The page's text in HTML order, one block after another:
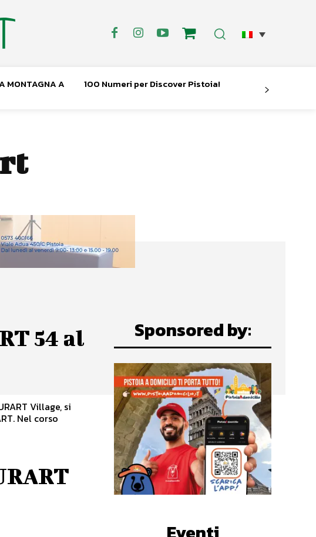
MONTAGNA A 100 Numeri per Discover Pistoia!
54 al
Village, si
Sponsored by: